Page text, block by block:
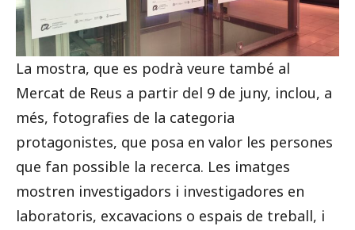
La mostra, que es podrà veure també al
Mercat de Reus a partir del 9 de juny, inclou, a
més, fotografies de la categoria
protagonistes, que posa en valor les persones
que fan possible la recerca. Les imatges
mostren investigadors i investigadores en
laboratoris, excavacions o espais de treball, i